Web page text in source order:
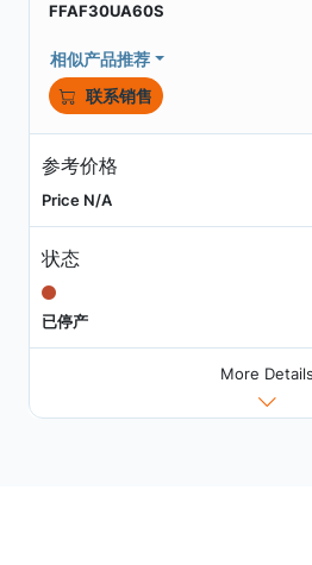
FFAF30UA60S
相似产品推荐
联系销售
参考价格
Price N/A
状态
已停产
More Details